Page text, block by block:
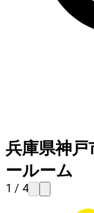
兵庫県神戸
ールーム
1 / 4